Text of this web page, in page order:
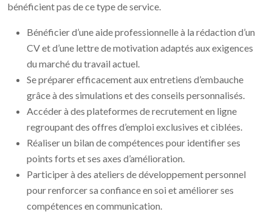
bénéficient pas de ce type de service.
Bénéficier d’une aide professionnelle à la rédaction d’un
CV et d’une lettre de motivation adaptés aux exigences
du marché du travail actuel.
Se préparer efficacement aux entretiens d’embauche
grâce à des simulations et des conseils personnalisés.
Accéder à des plateformes de recrutement en ligne
regroupant des offres d’emploi exclusives et ciblées.
Réaliser un bilan de compétences pour identifier ses
points forts et ses axes d’amélioration.
Participer à des ateliers de développement personnel
pour renforcer sa confiance en soi et améliorer ses
compétences en communication.